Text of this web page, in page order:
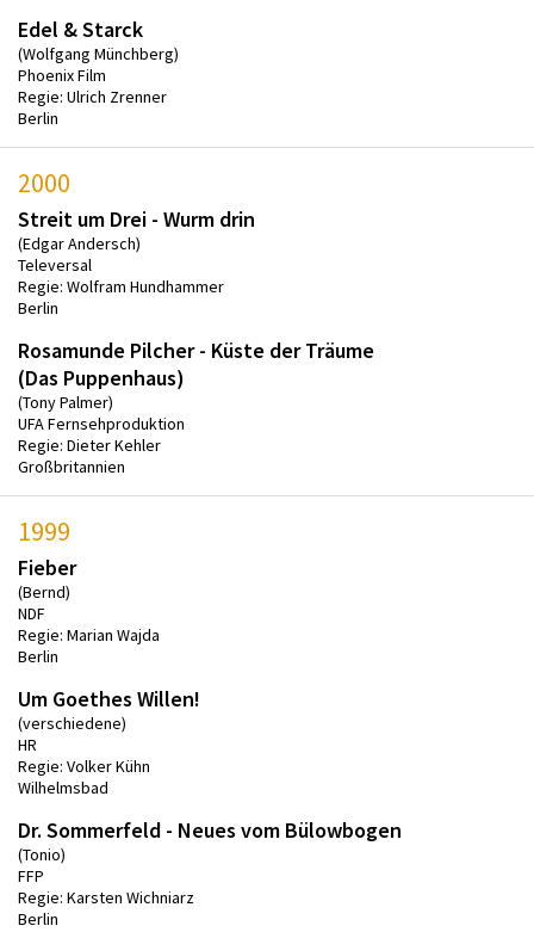
Edel & Starck
(Wolfgang Münchberg)
Phoenix Film
Regie: Ulrich Zrenner
Berlin
2000
Streit um Drei - Wurm drin
(Edgar Andersch)
Televersal
Regie: Wolfram Hundhammer
Berlin
Rosamunde Pilcher - Küste der Träume
(Das Puppenhaus)
(Tony Palmer)
UFA Fernsehproduktion
Regie: Dieter Kehler
Großbritannien
1999
Fieber
(Bernd)
NDF
Regie: Marian Wajda
Berlin
Um Goethes Willen!
(verschiedene)
HR
Regie: Volker Kühn
Wilhelmsbad
Dr. Sommerfeld - Neues vom Bülowbogen
(Tonio)
FFP
Regie: Karsten Wichniarz
Berlin